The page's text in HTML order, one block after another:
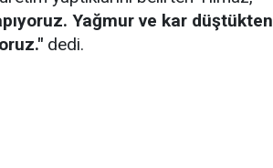
Yağmur ve kar düştükten
dedi.